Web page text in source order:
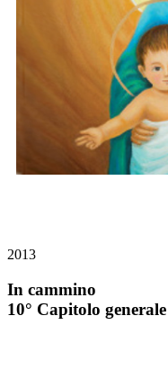
2013
In cammino
10° Capitolo generale